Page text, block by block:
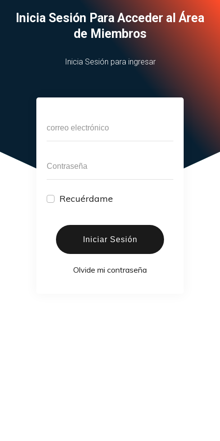
Inicia Sesión Para Acceder al Área
de Miembros
Inicia Sesión para ingresar
Recuérdame
Iniciar Sesión
Olvide mi contraseña